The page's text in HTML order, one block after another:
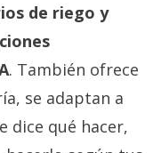
de riego y
. También ofrece
se adaptan a
dice qué hacer,